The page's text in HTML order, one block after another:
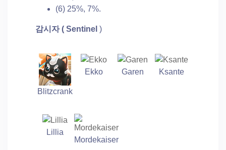
(6) 25%, 7%.
감시자 ( Sentinel )
Blitzcrank
Ekko Garen Ksante
Lillia
Mordekaiser